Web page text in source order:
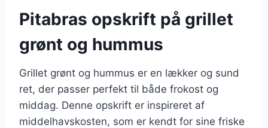
Pitabras opskrift på grillet
grønt og hummus
Grillet grønt og hummus er en lækker og sund
ret, der passer perfekt til både frokost og
middag. Denne opskrift er inspireret af
middelhavskosten, som er kendt for sine friske